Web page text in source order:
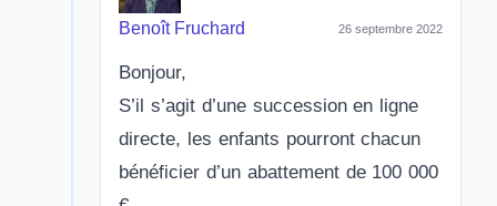
Benoît Fruchard 26 septembre 2022
Bonjour,
S’il s’agit d’une succession en ligne
directe, les enfants pourront chacun
bénéficier d’un abattement de 100 000